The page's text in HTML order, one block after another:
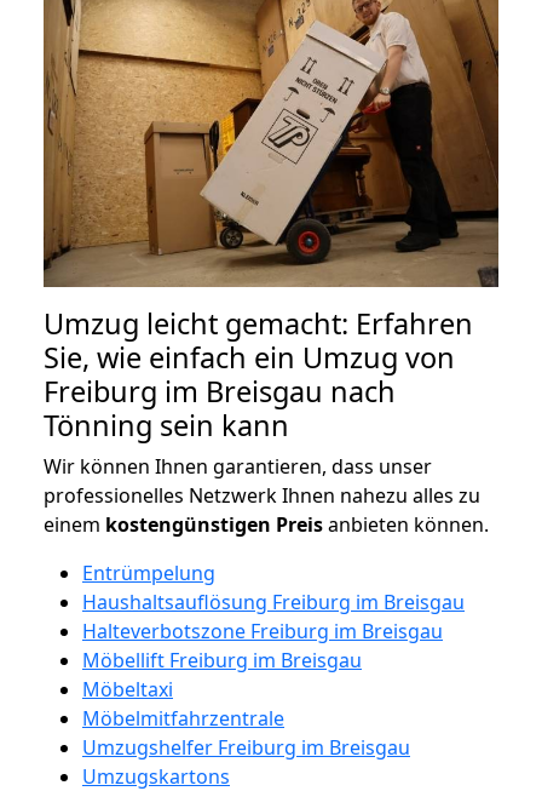
Umzug leicht gemacht: Erfahren
Sie, wie einfach ein Umzug von
Freiburg im Breisgau nach
Tönning sein kann
Wir können Ihnen garantieren, dass unser
professionelles Netzwerk Ihnen nahezu alles zu
einem kostengünstigen Preisanbieten können.
Entrümpelung
Haushaltsauflösung Freiburg im Breisgau
Halteverbotszone Freiburg im Breisgau
Möbellift Freiburg im Breisgau
Möbeltaxi
Möbelmitfahrzentrale
Umzugshelfer Freiburg im Breisgau
Umzugskartons